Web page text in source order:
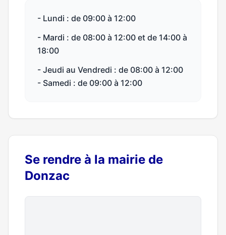
- Lundi : de 09:00 à 12:00
- Mardi : de 08:00 à 12:00 et de 14:00 à
18:00
- Jeudi au Vendredi : de 08:00 à 12:00
- Samedi : de 09:00 à 12:00
Se rendre à la mairie de
Donzac